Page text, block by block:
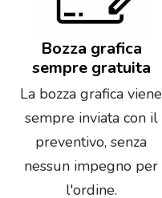
Bozza grafica
sempre gratuita
La bozza grafica viene
sempre inviata con il
preventivo, senza
nessun impegno per
l'ordine.